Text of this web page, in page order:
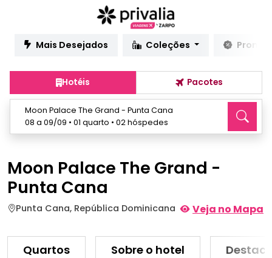
Mais Desejados Coleções
Hotéis Pacotes
Moon Palace The Grand - Punta Cana
08 a 09/09 • 01 quarto • 02 hóspedes
Moon Palace The Grand -
Punta Cana
Punta Cana, República Dominicana Veja no Mapa
Quartos Sobre o hotel